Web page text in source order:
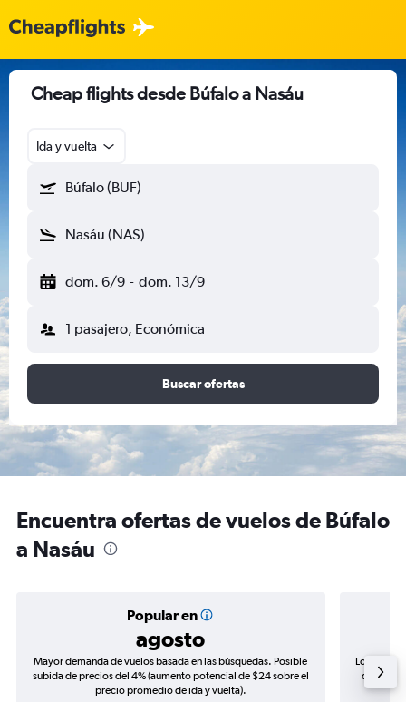
Cheap flights desde Búfalo a Nasáu
Ida y vuelta
Búfalo (BUF)
Nasáu (NAS)
dom. 6/9 - dom. 13/9
1 pasajero, Económica
Buscar ofertas
Encuentra ofertas de vuelos de Búfalo
a Nasáu
Popular en
agosto
Mayor demanda de vuelos basada en las búsquedas. Posible
subida de precios del 4% (aumento potencial de $24 sobre el
precio promedio de ida y vuelta).
Los
de